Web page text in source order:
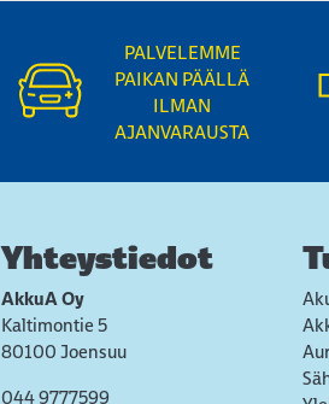
PALVELEMME
PAIKAN PÄÄLLÄ
ILMAN
AJANVARAUSTA
Yhteystiedot
AkkuA Oy
Kaltimontie 5
80100 Joensuu
044 9777599